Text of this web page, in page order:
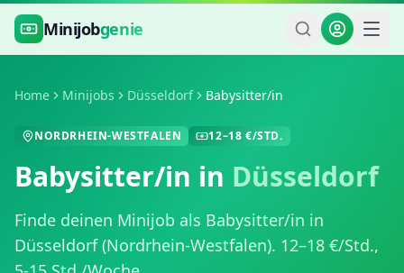
Zum Hauptinhalt springen
Minijobgenie
Home Minijobs Düsseldorf Babysitter/in
NORDRHEIN-WESTFALEN 12–18 €/STD.
Babysitter/in in Düsseldorf
Finde deinen Minijob als Babysitter/in in
Düsseldorf(Nordrhein-Westfalen). 12–18 €/Std.,